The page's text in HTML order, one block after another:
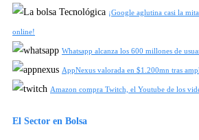
¡Google aglutina casi la
online!
Whatsapp alcanza los 600 millones de
AppNexus valorada en $1.200mn tras
Amazon compra Twitch, el Youtube de los
El Sector en Bolsa